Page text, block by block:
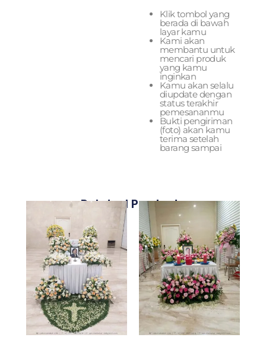
Klik tombol yang
berada di bawah
layar kamu
Kami akan
membantu untuk
mencari produk
yang kamu
inginkan
Kamu akan selalu
diupdate dengan
status terakhir
pemesananmu
Bukti pengiriman
(foto) akan kamu
terima setelah
barang sampai
Related Products
Original
price
was:
Rp9.350.000.
Current
Rp9.125.000.